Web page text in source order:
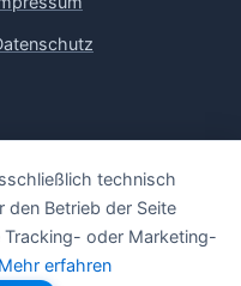
technisch
den Betrieb der Seite
oder Marketing-
Mehr erfahren